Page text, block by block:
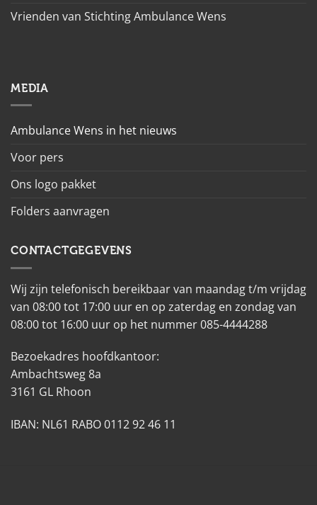
Vrienden van Stichting Ambulance Wens
MEDIA
Ambulance Wens in het nieuws
Voor pers
Ons logo pakket
Folders aanvragen
CONTACTGEGEVENS
Wij zijn telefonisch bereikbaar van maandag t/m vrijdag
van 08:00 tot 17:00 uur en op zaterdag en zondag van
08:00 tot 16:00 uur op het nummer 085-4444288
Bezoekadres hoofdkantoor:
Ambachtsweg 8a
3161 GL Rhoon
IBAN: NL61 RABO 0112 92 46 11